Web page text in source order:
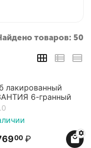
товаров: 50
лакированный
6-гранный
00 ₽